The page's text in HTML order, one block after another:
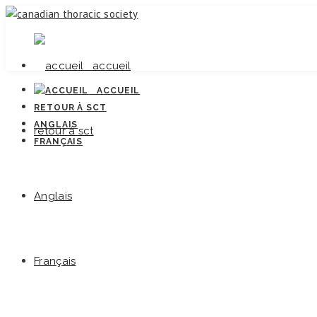
accueil
retour à sct
Anglais
Français
ACCUEIL
RETOUR À SCT
ANGLAIS
FRANÇAIS